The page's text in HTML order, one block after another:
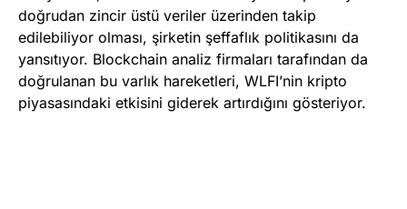
doğrudan zincir üstü veriler üzerinden takip
edilebiliyor olması, şirketin şeffaflık politikasını da
yansıtıyor. Blockchain analiz firmaları tarafından da
doğrulanan bu varlık hareketleri, WLFI’nin kripto
piyasasındaki etkisini giderek artırdığını gösteriyor.